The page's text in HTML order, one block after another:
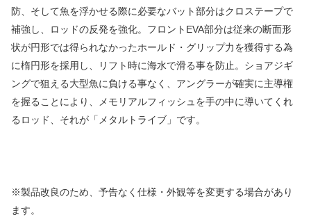
防、そして魚を浮かせる際に必要なバット部分はクロステープで
補強し、ロッドの反発を強化。フロントEVA部分は従来の断面形
状が円形では得られなかったホールド・グリップ力を獲得する為
に楕円形を採用し、リフト時に海水で滑る事を防止。ショアジギ
ングで狙える大型魚に負ける事なく、アングラーが確実に主導権
を握ることにより、メモリアルフィッシュを手の中に導いてくれ
るロッド、それが「メタルトライブ」です。
※製品改良のため、予告なく仕様・外観等を変更する場合があり
ます。